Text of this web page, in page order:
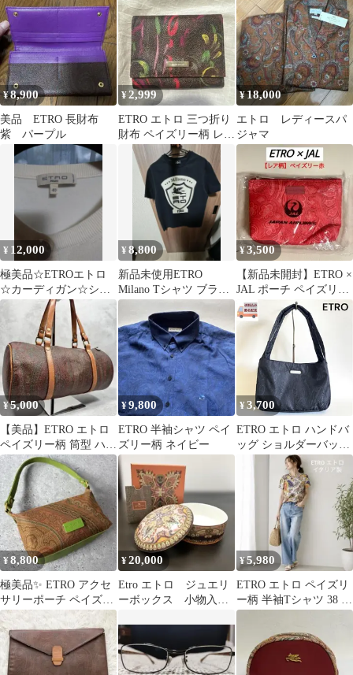
赤
¥8,900
美品 ETRO 長財布
紫 パープル
¥2,999
ETRO エトロ 三つ折り
財布 ペイズリー柄 レザ
¥18,000
エトロ レディースパ
ジャマ
¥ 12,000
極美品☆ETROエトロ
☆カーディガン☆シル
クストレッチ☆４０
¥8,800
新品未使用ETRO
Milano Tシャツ ブラッ
ク ペガサスロゴ
¥3,500
【新品未開封】ETRO ×
JAL ポーチ ペイズリー
柄 赤【期間限定デザイ
ン】
¥5,000
【美品】ETRO エトロ
ペイズリー柄 筒型 ハン
ドバッグ ミニボストン
¥9,800
ETRO 半袖シャツ ペイ
ズリー柄 ネイビー
¥3,700
ETRO エトロ ハンドバ
ッグ ショルダーバッグ
ナイロン ブラック ペイ
ズリー柄 A5〜B5サイズ
収納 間仕切りポケッ付
¥8,800
極美品✨ ETRO アクセ
サリーポーチ ペイズリ
ー レザー グリーン
¥20,000
Etro エトロ ジュエリ
ーボックス 小物入
¥5,980
ETRO エトロ ペイズリ
ー柄 半袖Tシャツ 38 コ
ットン イタリア製